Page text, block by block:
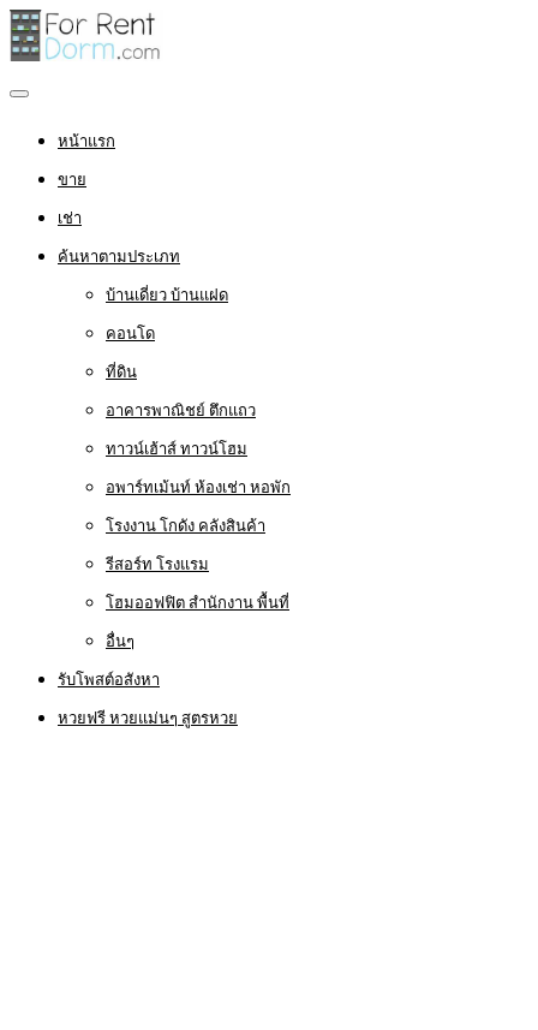
หน้าแรก
ขาย
เช่า
ค้นหาตามประเภท
บ้านเดี่ยว บ้านแฝด
คอนโด
ที่ดิน
อาคารพาณิชย์ ตึกแถว
ทาวน์เฮ้าส์ ทาวน์โฮม
อพาร์ทเม้นท์ ห้องเช่า หอพัก
โรงงาน โกดัง คลังสินค้า
รีสอร์ท โรงแรม
โฮมออฟฟิต สำนักงาน พื้นที่
อื่นๆ
รับโพสต์อสังหา
หวยฟรี หวยแม่นๆ สูตรหวย